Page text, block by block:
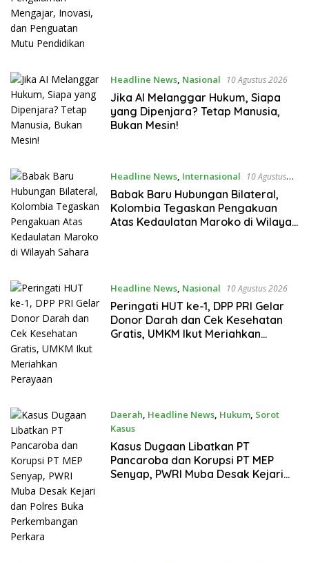
Headline News, Nasional 10 Agustus 2026
Jika AI Melanggar Hukum, Siapa
yang Dipenjara? Tetap Manusia,
Bukan Mesin!
Headline News, Internasional
10 Agustus
2026
Babak Baru Hubungan Bilateral,
Kolombia Tegaskan Pengakuan
Atas Kedaulatan Maroko di Wilayah
Headline News, Nasional 10 Agustus 2026
Peringati HUT ke-1, DPP PRI Gelar
Donor Darah dan Cek Kesehatan
Gratis, UMKM Ikut Meriahkan
Daerah Headline News, Hukum, Sorot
Kasus
10 Agustus 2026
Kasus Dugaan Libatkan PT
Pancaroba dan Korupsi PT MEP
Senyap, PWRI Muba Desak Kejari